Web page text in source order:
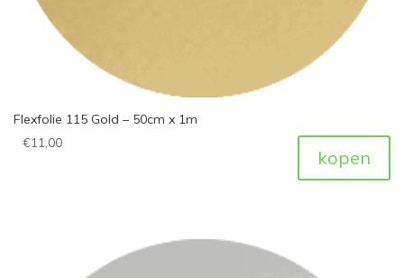
Flexfolie 115 Gold – 50cm x 1m
€11,00
kopen